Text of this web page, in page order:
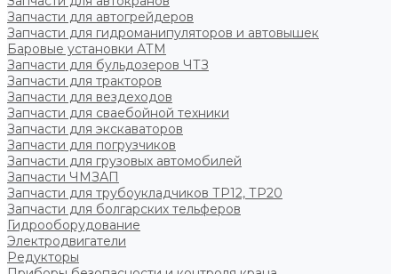
Запчасти для автогрейдеров
Запчасти для гидроманипуляторов и автовышек
Баровые установки АТМ
Запчасти для бульдозеров ЧТЗ
Запчасти для тракторов
Запчасти для вездеходов
Запчасти для сваебойной техники
Запчасти для экскаваторов
Запчасти для погрузчиков
Запчасти для грузовых автомобилей
Запчасти ЧМЗАП
Запчасти для трубоукладчиков ТР12, ТР20
Запчасти для болгарских тельферов
Гидрооборудование
Электродвигатели
Редукторы